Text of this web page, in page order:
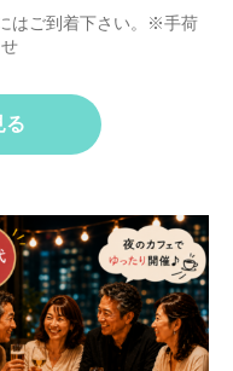
はご到着下さい。※手荷
る